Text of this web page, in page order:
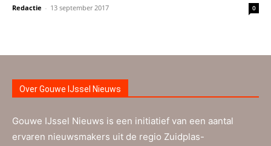
Redactie - 13 september 2017 0
Over Gouwe IJssel Nieuws
Gouwe IJssel Nieuws is een initiatief van een aantal
ervaren nieuwsmakers uit de regio Zuidplas-